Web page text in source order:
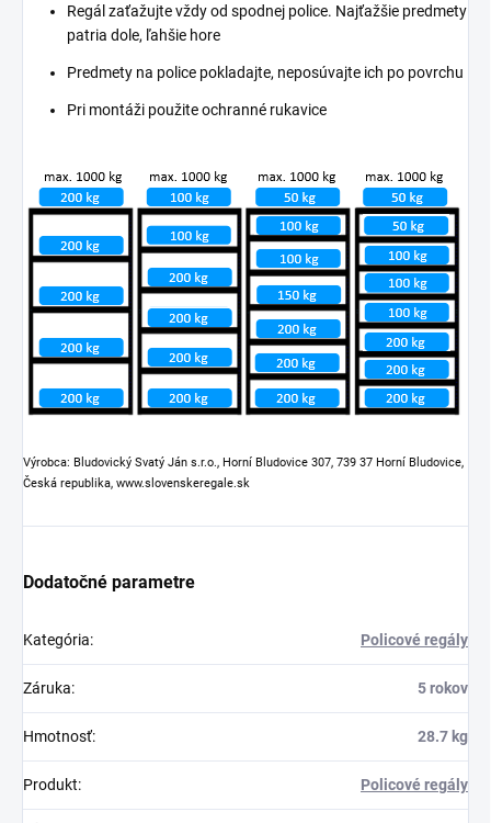
Regál zaťažujte vždy od spodnej police. Najťažšie predmety
patria dole, ľahšie hore
Predmety na police pokladajte, neposúvajte ich po povrchu
Pri montáži použite ochranné rukavice
Výrobca: Bludovický Svatý Ján s.r.o., Horní Bludovice 307, 739 37 Horní Bludovice,
Česká republika, www.slovenskeregale.sk
Dodatočné parametre
Kategória: Policové regály
Záruka: 5 rokov
Hmotnosť: 28.7 kg
Produkt: Policové regály